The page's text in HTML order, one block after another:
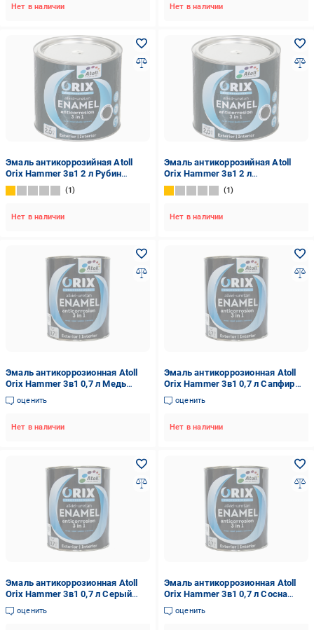
Нет в наличии Нет в наличии
Эмаль антикоррозийная Atoll
Orix Hammer 3в1 2 л Рубин
(2573839273)
1
Нет в наличии
Эмаль антикоррозийная Atoll
Orix Hammer 3в1 2 л
Шоколадный (2573853039)
1
Нет в наличии
Эмаль антикоррозионная Atoll
Orix Hammer 3в1 0,7 л Медь
(2573834882)
оценить
Нет в наличии
Эмаль антикоррозионная Atoll
Orix Hammer 3в1 0,7 л Сапфир
(2573839504)
оценить
Нет в наличии
Эмаль антикоррозионная Atoll
Orix Hammer 3в1 0,7 л Серый
(2573840857)
оценить
Эмаль антикоррозионная Atoll
Orix Hammer 3в1 0,7 л Сосна
(2573845991)
оценить